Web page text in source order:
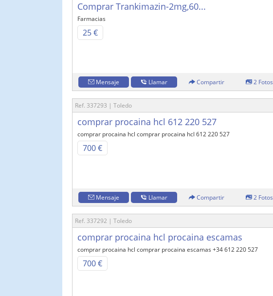
Comprar Trankimazin-2mg,60...
Farmacias
25 €
Mensaje Llamar Compartir 2 Fotos
Ref. 337293 | Toledo
comprar procaina hcl 612 220 527
comprar procaina hcl comprar procaina hcl 612 220 527
700 €
Mensaje Llamar Compartir 2 Fotos
Ref. 337292 | Toledo
comprar procaina hcl procaina escamas
comprar procaina hcl comprar procaina escamas +34 612 220 527
700 €